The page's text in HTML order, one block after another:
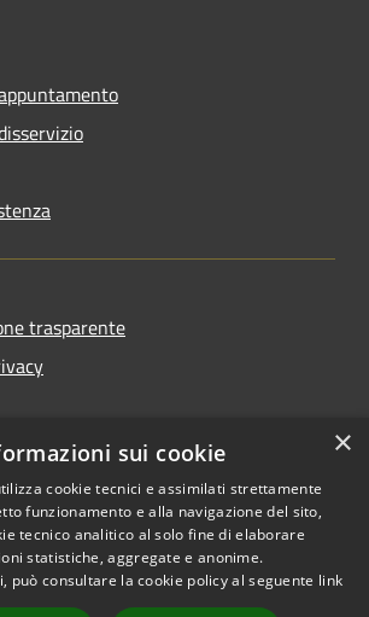
trasparente
accessibilità
Copyright © 2026 • Gaeta •
Powered byMunicipium
×
sui cookie
cookie tecnici e assimilati strettamente
funzionamento e alla navigazione del sito,
tecnico analitico al solo fine di elaborare
statistiche, aggregate e anonime.
può consultare la cookie policy al seguente link